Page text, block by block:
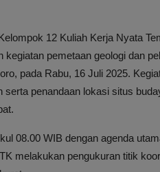
12 Kuliah Kerja Nyata
kegiatan pemetaan geologi dan
pada Rabu, 16 Juli 2025.
serta penandaan lokasi situs
08.00 WIB dengan agenda
melakukan pengukuran titik